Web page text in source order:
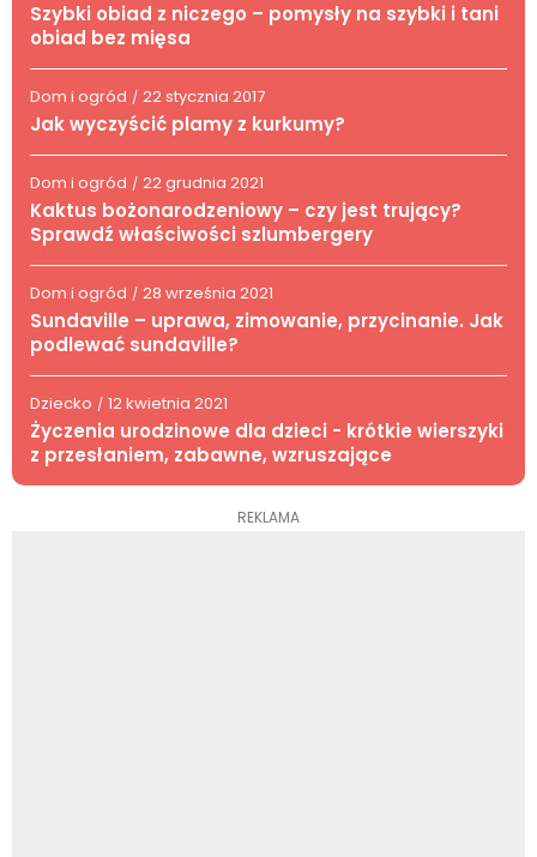
Szybki obiad z niczego – pomysły na szybki i tani
obiad bez mięsa
Dom i ogród / 22 stycznia 2017
Jak wyczyścić plamy z kurkumy?
Dom i ogród / 22 grudnia 2021
Kaktus bożonarodzeniowy – czy jest trujący?
Sprawdź właściwości szlumbergery
Dom i ogród / 28 września 2021
Sundaville – uprawa, zimowanie, przycinanie. Jak
podlewać sundaville?
Dziecko / 12 kwietnia 2021
Życzenia urodzinowe dla dzieci - krótkie wierszyki
z przesłaniem, zabawne, wzruszające
REKLAMA